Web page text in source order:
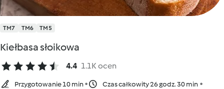
TM7 TM6 TM5
Kiełbasa słoikowa
4.4 1.1K ocen
Przygotowanie 10 min
Czas całkowity 26 godz. 30 min